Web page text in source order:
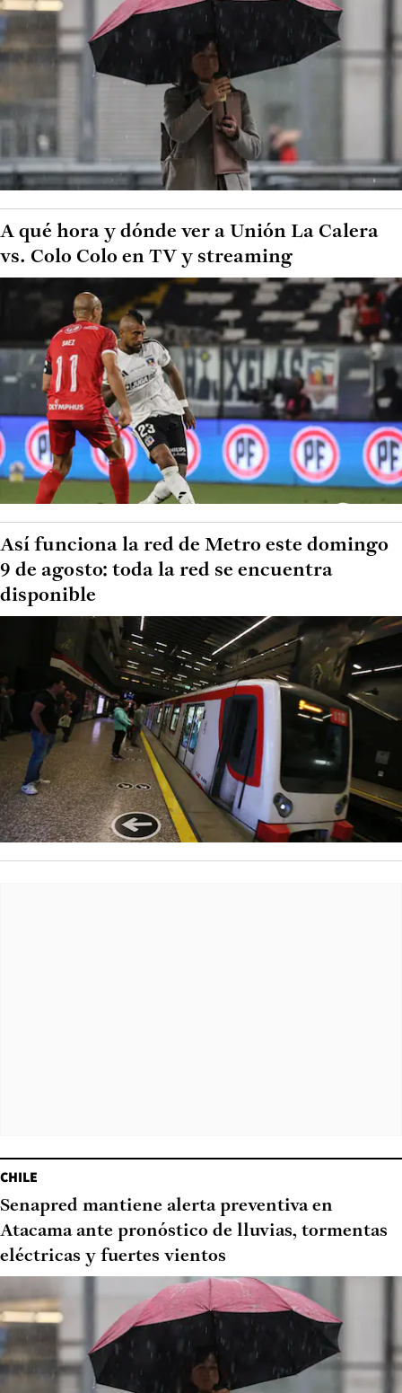
A qué hora y dónde ver a Unión La Calera
vs. Colo Colo en TV y streaming
Así funciona la red de Metro este domingo
9 de agosto: toda la red se encuentra
disponible
CHILE
Senapred mantiene alerta preventiva en
Atacama ante pronóstico de lluvias, tormentas
eléctricas y fuertes vientos